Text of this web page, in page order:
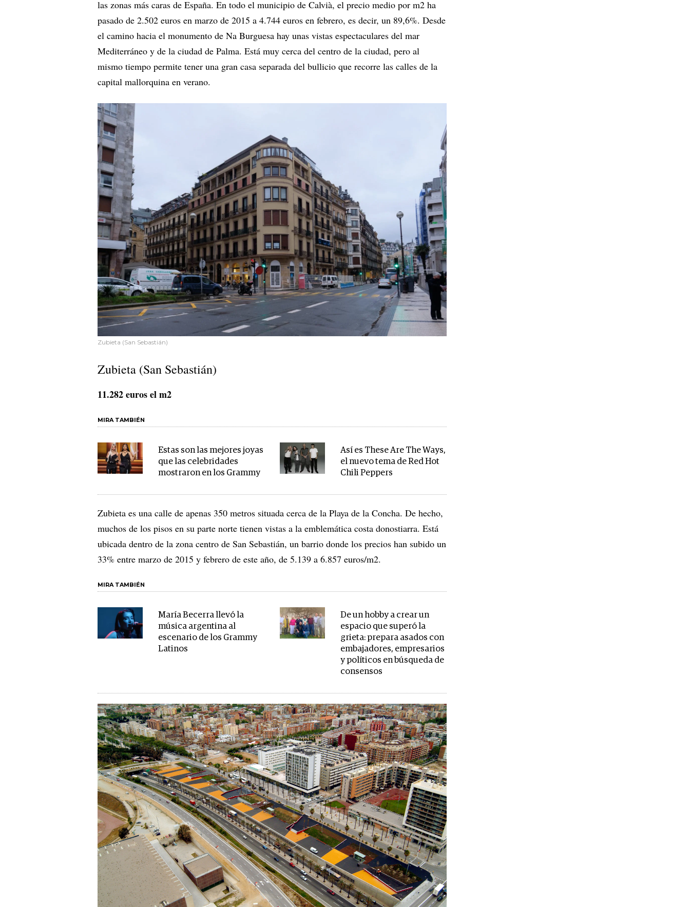
las zonas más caras de España. En todo el municipio de Calvià, el precio medio por m2 ha
pasado de 2.502 euros en marzo de 2015 a 4.744 euros en febrero, es decir, un 89,6%. Desde
el camino hacia el monumento de Na Burguesa hay unas vistas espectaculares del mar
Mediterráneo y de la ciudad de Palma. Está muy cerca del centro de la ciudad, pero al
mismo tiempo permite tener una gran casa separada del bullicio que recorre las calles de la
capital mallorquina en verano.
Zubieta (San Sebastián)
Zubieta (San Sebastián)
11.282 euros el m2
MIRA TAMBIÉN
Estas son las mejores joyas
que las celebridades
mostraron en los Grammy
Así es These Are The Ways,
el nuevo tema de Red Hot
Chili Peppers
Zubieta es una calle de apenas 350 metros situada cerca de la Playa de la Concha. De hecho,
muchos de los pisos en su parte norte tienen vistas a la emblemática costa donostiarra. Está
ubicada dentro de la zona centro de San Sebastián, un barrio donde los precios han subido un
33% entre marzo de 2015 y febrero de este año, de 5.139 a 6.857 euros/m2.
MIRA TAMBIÉN
María Becerra llevó la
música argentina al
escenario de los Grammy
Latinos
De un hobby a crear un
espacio que superó la
grieta: prepara asados con
embajadores, empresarios
y políticos en búsqueda de
consensos